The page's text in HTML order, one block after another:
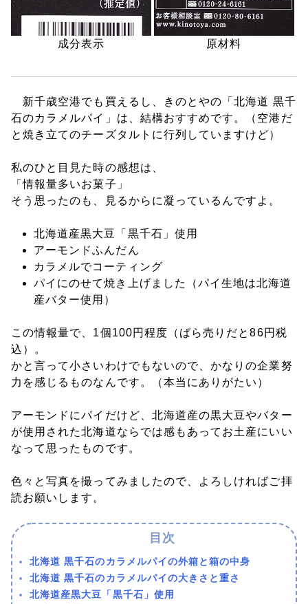
成分表示 原材料
新千歳空港でも買えるし、きのとやの「北海道 黒千
石のカラメルパイ」は、結構おすすめです。（空港だ
と焼き立てのチーズタルトに行列していますけど）
私のひと目見た時の感想は、
「情報量多いお菓子」
そう思ったのも、見るからに凝っているんですよ。
北海道産黒大豆「黒千石」使用
アーモンドふんだん
カラメルでコーティング
パイにのせて焼き上げました（パイ生地は北海道
産バター使用）
この情報量で、1個100円程度（ばら売りだと86円税
込）。
かと言って小さいわけでもないので、かなりの企業努
力を感じるものなんです。（本当にありがたい）
アーモンドにパイだけど、北海道産の黒大豆やバター
が使用された北海道ならでは感もあってお土産にいい
なって思ったものです。
色々と写真を撮ってみましたので、よろしければご拝
読お願いします。
北海道 黒千石のカラメルパイの外箱と箱の中身
北海道 黒千石のカラメルパイの大きさと重さ
北海道産黒大豆「黒千石」使用